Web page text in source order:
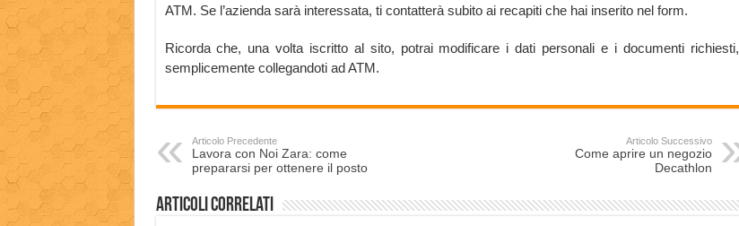
ATM. Se l’azienda sarà interessata, ti contatterà subito ai recapiti che hai inserito nel form.
Ricorda che, una volta iscritto al sito, potrai modificare i dati personali e i documenti richiesti,
semplicemente collegandoti ad ATM.
Articolo Precedente
Lavora con Noi Zara: come
prepararsi per ottenere il posto
Articolo Successivo
Come aprire un negozio
Decathlon
Articoli correlati